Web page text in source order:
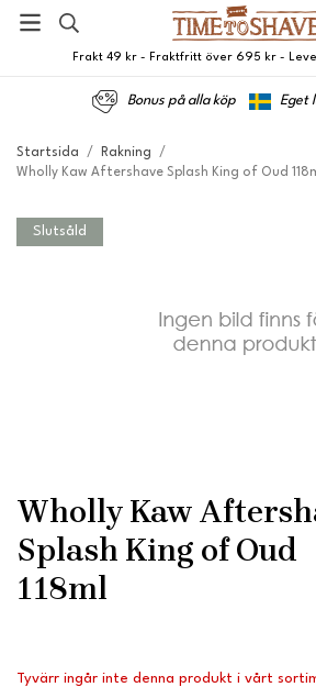
Frakt 49 kr - Fraktfritt över 695 kr -
Bonus på alla köp Eget
Startsida / Rakning
/
Wholly Kaw Aftershave Splash King of Oud
Slutsåld
Wholly Kaw
Splash King of Oud
118ml
Tyvärr ingår inte denna produkt i vårt